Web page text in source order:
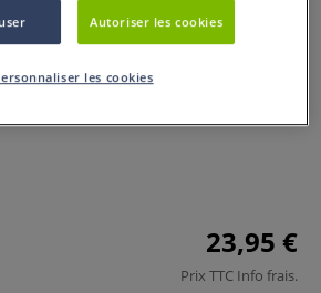
0 Commentaires
application au pinceau ou à la plume.
23,95 €
Prix TTC Info frais.
Autoriser les cookies
les cookies